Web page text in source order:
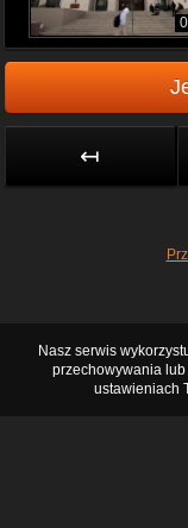
↤
Nasz serwis
przechowywania
ustawieniach